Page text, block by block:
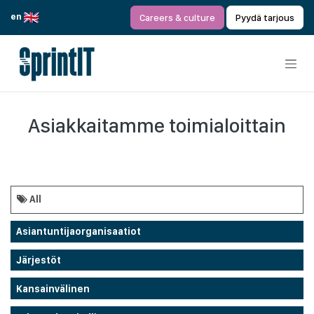
en
Careers & culture Pyydä tarjous
Asiakkaitamme toimialoittain
All
Asiantuntijaorganisaatiot
Järjestöt
Kansainvälinen